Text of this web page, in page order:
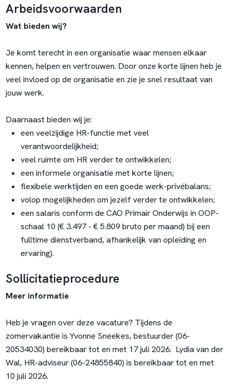
Arbeidsvoorwaarden
Wat bieden wij?
Je komt terecht in een organisatie waar mensen elkaar
kennen, helpen en vertrouwen. Door onze korte lijnen heb je
veel invloed op de organisatie en zie je snel resultaat van
jouw werk.
Daarnaast bieden wij je:
een veelzijdige HR-functie met veel
verantwoordelijkheid;
veel ruimte om HR verder te ontwikkelen;
een informele organisatie met korte lijnen;
flexibele werktijden en een goede werk-privébalans;
volop mogelijkheden om jezelf verder te ontwikkelen;
een salaris conform de CAO Primair Onderwijs in OOP-
schaal 10 (€ 3.497 - € 5.809 bruto per maand) bij een
fulltime dienstverband, afhankelijk van opleiding en
ervaring).
Sollicitatieprocedure
Meer informatie
Heb je vragen over deze vacature? Tijdens de
zomervakantie is Yvonne Sneekes, bestuurder (06-
20534030) bereikbaar tot en met 17 juli 2026. Lydia van der
Wal, HR-adviseur (06-24855840) is bereikbaar tot en met
10 juli 2026.